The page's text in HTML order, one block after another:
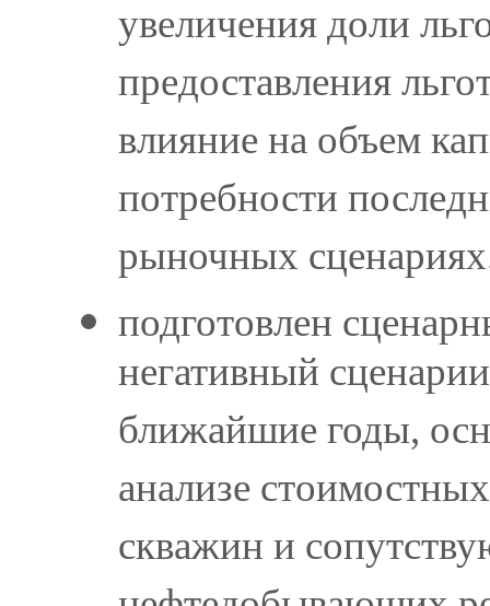
увеличения доли
предоставления
влияние на объем
потребности
рыночных
подготовлен
негативный
ближайшие годы,
анализе
скважин и